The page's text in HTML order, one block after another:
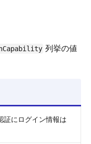
列挙の値
証にログイン情報は